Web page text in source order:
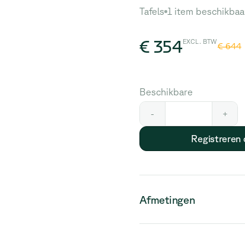
Tafels 1 item
€ 354EXCL. BTW€ 644
Beschikbare
- +
Registreren
Afmetingen